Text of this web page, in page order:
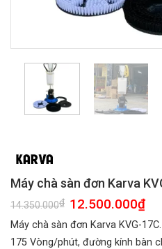
Máy chà sàn đơn Karva
14.350.000₫ Giá
gốc
là:
14.350.000₫.
12.500.000₫Giá
tại
là:
Máy chà sàn đơn Karva KVG-
175 Vòng/phút, đường kính bàn